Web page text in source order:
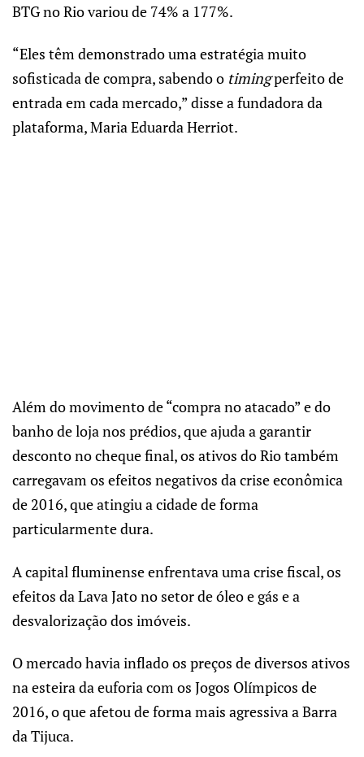
BTG no Rio variou de 74% a 177%.
“Eles têm demonstrado uma estratégia muito
sofisticada de compra, sabendo o timingperfeito de
entrada em cada mercado,” disse a fundadora da
plataforma, Maria Eduarda Herriot.
Além do movimento de “compra no atacado” e do
banho de loja nos prédios, que ajuda a garantir
desconto no cheque final, os ativos do Rio também
carregavam os efeitos negativos da crise econômica
de 2016, que atingiu a cidade de forma
particularmente dura.
A capital fluminense enfrentava uma crise fiscal, os
efeitos da Lava Jato no setor de óleo e gás e a
desvalorização dos imóveis.
O mercado havia inflado os preços de diversos ativos
na esteira da euforia com os Jogos Olímpicos de
2016, o que afetou de forma mais agressiva a Barra
da Tijuca.